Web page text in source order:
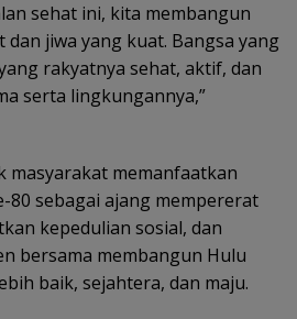
sehat ini, kita membangun
jiwa yang kuat. Bangsa yang
rakyatnya sehat, aktif, dan
serta lingkungannya,”
masyarakat memanfaatkan
80 sebagai ajang mempererat
kepedulian sosial, dan
bersama membangun Hulu
baik, sejahtera, dan maju.